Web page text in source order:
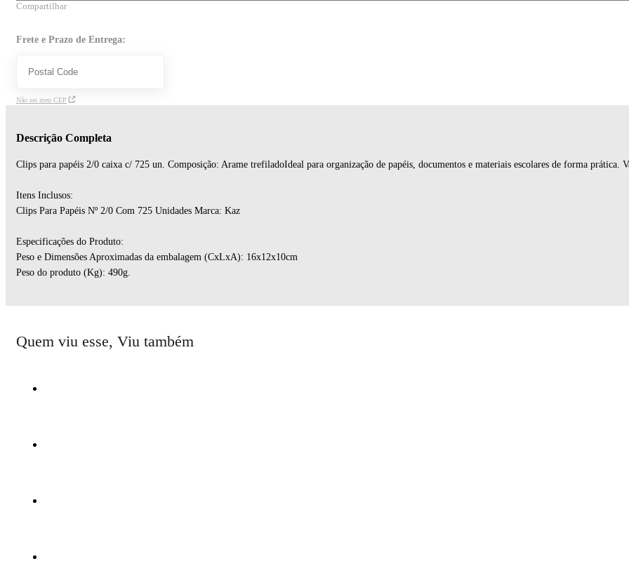
Compartilhar
Frete e Prazo de Entrega:
Não sei meu CEP
Descrição Completa
Clips para papéis 2/0 caixa c/ 725 un. Composição: Arame trefiladoIdeal para organização de papéis, documentos e materiais escolares de forma prática.
Itens Inclusos:
Clips Para Papéis Nº 2/0 Com 725 Unidades Marca: Kaz
Especificações do Produto:
Peso e Dimensões Aproximadas da embalagem (CxLxA): 16x12x10cm
Peso do produto (Kg): 490g.
Quem viu esse, Viu também